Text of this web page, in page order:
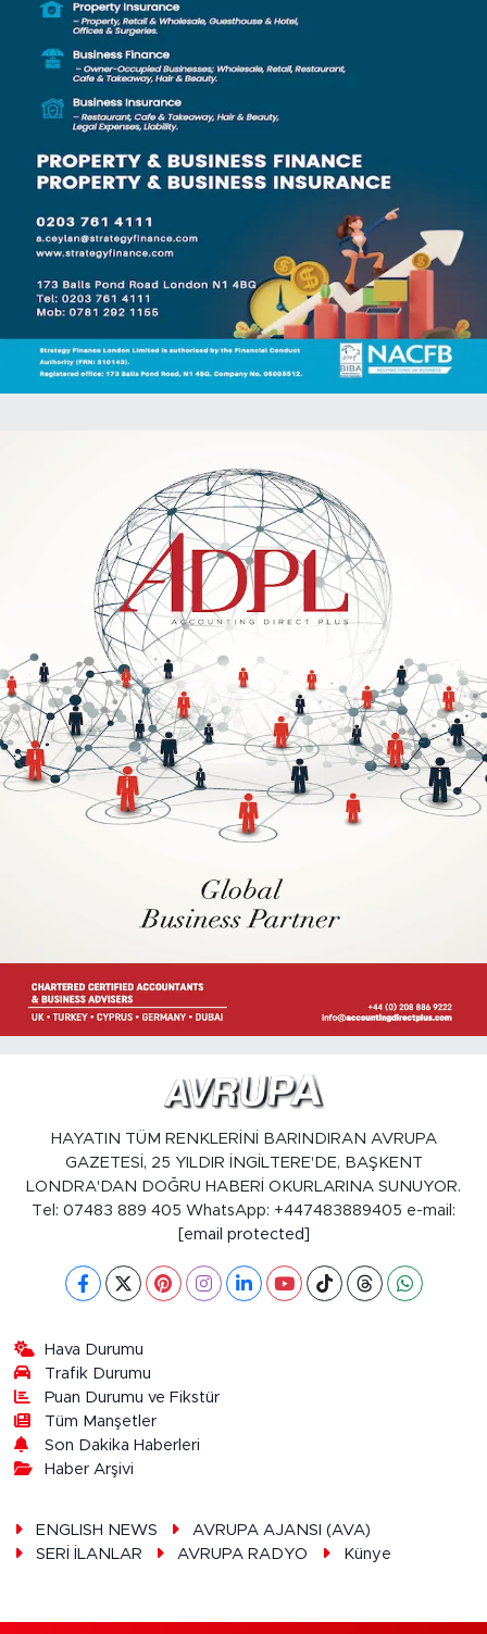
HAYATIN TÜM RENKLERİNİ BARINDIRAN AVRUPA
GAZETESİ, 25 YILDIR İNGİLTERE'DE, BAŞKENT
LONDRA'DAN DOĞRU HABERİ OKURLARINA SUNUYOR.
Tel: 07483 889 405 WhatsApp: +447483889405 e-mail:
[email protected]
Hava Durumu
Trafik Durumu
Puan Durumu ve Fikstür
Tüm Manşetler
Son Dakika Haberleri
Haber Arşivi
ENGLISH NEWS
AVRUPA AJANSI (AVA)
SERİ İLANLAR
AVRUPA RADYO Künye